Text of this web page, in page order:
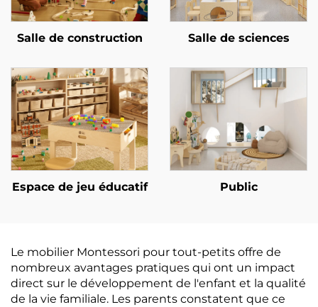
Salle de construction Salle de sciences
Espace de jeu éducatif Public
Le mobilier Montessori pour tout-petits offre de
nombreux avantages pratiques qui ont un impact
direct sur le développement de l'enfant et la qualité
de la vie familiale. Les parents constatent que ce